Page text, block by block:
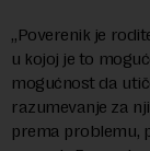
„Poverenik je
u kojoj je to
mogućnost da
razumevanje za
prema problemu,